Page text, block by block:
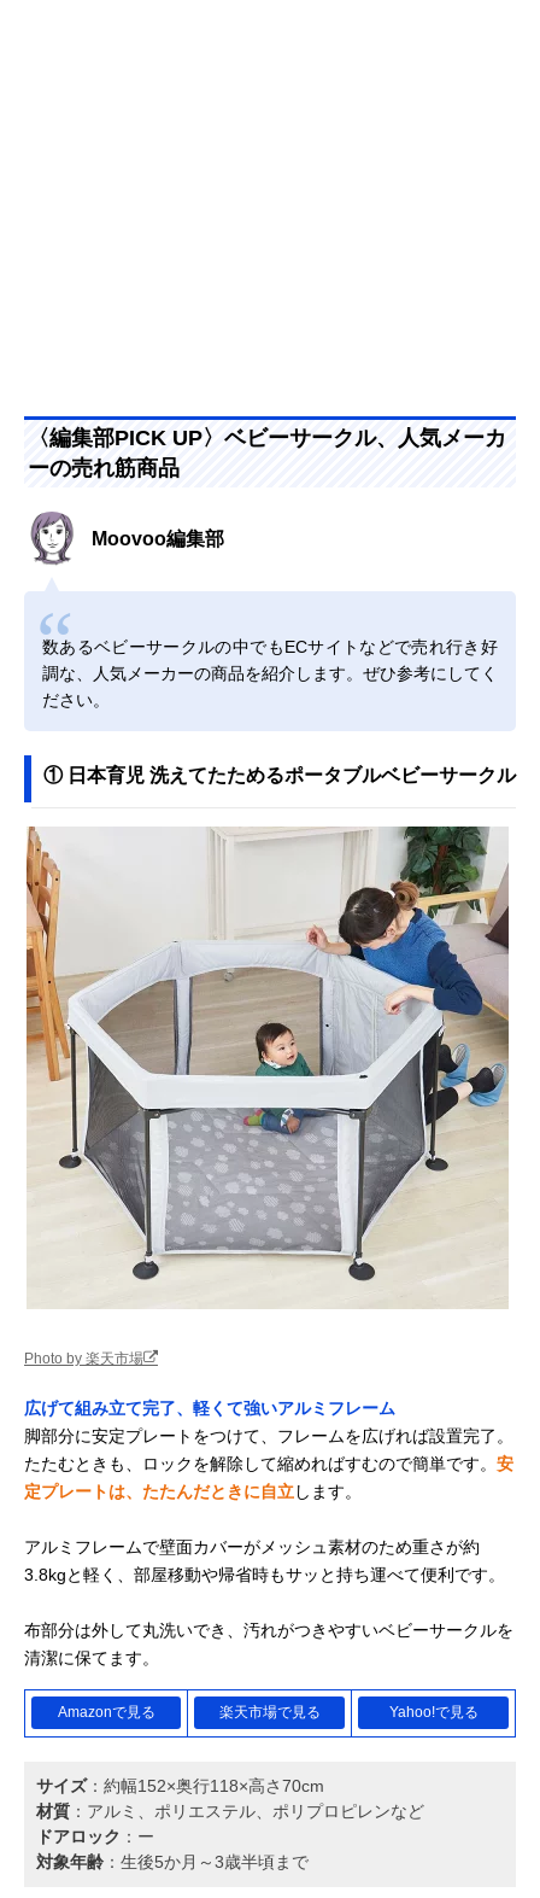
〈編集部PICK UP〉ベビーサークル、人気メーカ
ーの売れ筋商品
Moovoo編集部
数あるベビーサークルの中でもECサイトなどで売れ行き好
調な、人気メーカーの商品を紹介します。ぜひ参考にしてく
ださい。
① 日本育児 洗えてたためるポータブルベビーサークル
Photo by 楽天市場
広げて組み立て完了、軽くて強いアルミフレーム
脚部分に安定プレートをつけて、フレームを広げれば設置完了。
たたむときも、ロックを解除して縮めればすむので簡単です。 安
定プレートは、たたんだときに自立します。
アルミフレームで壁面カバーがメッシュ素材のため重さが約
3.8kgと軽く、部屋移動や帰省時もサッと持ち運べて便利です。
布部分は外して丸洗いでき、汚れがつきやすいベビーサークルを
清潔に保てます。
Amazonで見る 楽天市場で見る Yahoo!で見る
サイズ：約幅152×奥行118×高さ70cm
材質 ：アルミ、ポリエステル、ポリプロピレンなど
ドアロック ：ー
対象年齢 ：生後5か月～3歳半頃まで